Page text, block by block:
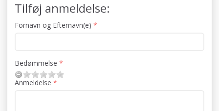
Tilføj anmeldelse:
Fornavn og Efternavn(e)
Bedømmelse
Anmeldelse